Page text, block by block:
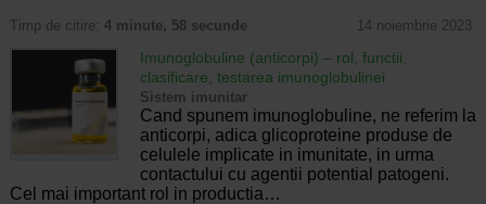
Timp de citire: 4 minute, 58 secunde 14 noiembrie 2023
Imunoglobuline (anticorpi) – rol, functii,
clasificare, testarea imunoglobulinei
Sistem imunitar
Cand spunem imunoglobuline, ne referim la
anticorpi, adica glicoproteine produse de
celulele implicate in imunitate, in urma
contactului cu agentii potential patogeni.
Cel mai important rol in productia…